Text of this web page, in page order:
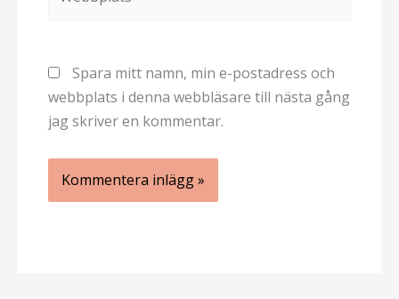
Spara mitt namn, min e-postadress och
webbplats i denna webbläsare till nästa gång
jag skriver en kommentar.